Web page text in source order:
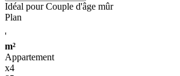
Idéal pour Couple d'âge mûr
Plan
'
m²
Appartement
x4